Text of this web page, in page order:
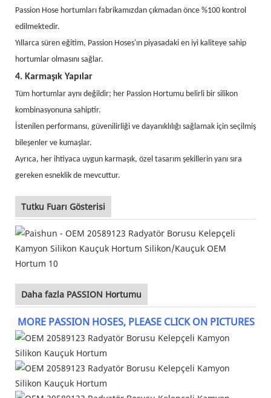
Passion Hose hortumları fabrikamızdan çıkmadan önce %100 kontrol
edilmektedir.
Yıllarca süren eğitim, Passion Hoses'ın piyasadaki en iyi kaliteye sahip
hortumlar olmasını sağlar.
4. Karmaşık Yapılar
Tüm hortumlar aynı değildir; her Passion Hortumu belirli bir silikon
kombinasyonuna sahiptir.
İstenilen performansı, güvenilirliği ve dayanıklılığı sağlamak için seçilmiş
bileşenler ve kumaşlar.
Ayrıca, her ihtiyaca uygun karmaşık, özel tasarım şekillerin yanı sıra
gereken esneklik de mevcuttur.
Tutku Fuarı Gösterisi
Daha fazla PASSION Hortumu
MORE PASSION HOSES, PLEASE CLICK ON PICTURES